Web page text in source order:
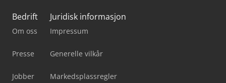
Bedrift
Om oss
Presse
Jobber
Juridisk informasjon
Impressum
Generelle vilkår
Markedsplassregler